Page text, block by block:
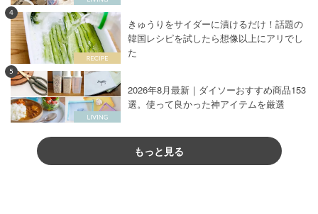
4
きゅうりをサイダーに漬けるだけ！話題の
韓国レシピを試したら想像以上にアリでし
た
5
2026年8月最新｜ダイソーおすすめ商品153
選。使って良かった神アイテムを厳選
もっと見る